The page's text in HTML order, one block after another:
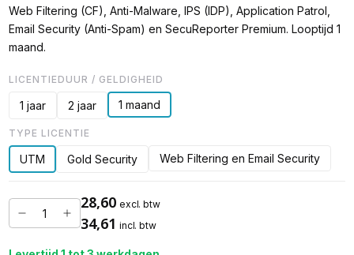
Web Filtering (CF), Anti-Malware, IPS (IDP), Application Patrol,
Email Security (Anti-Spam) en SecuReporter Premium. Looptijd 1
maand.
LICENTIEDUUR / GELDIGHEID
1 jaar 2 jaar 1 maand
TYPE LICENTIE
UTM Gold Security Web Filtering en Email Security
28,60 excl. btw
34,61 incl. btw